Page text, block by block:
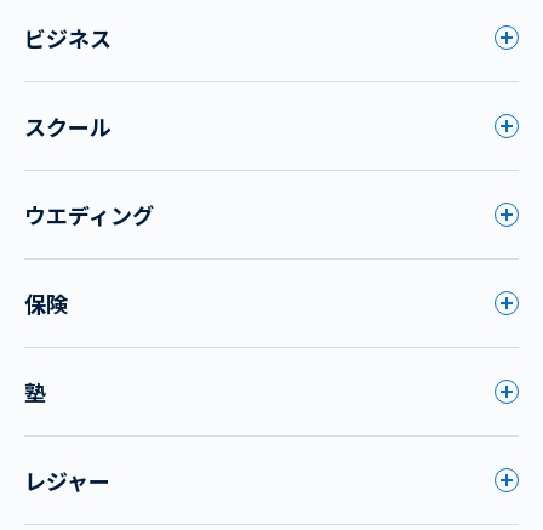
ビジネス
スクール
ウエディング
保険
塾
レジャー